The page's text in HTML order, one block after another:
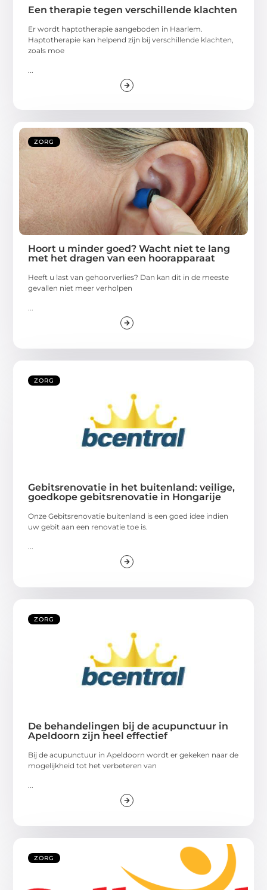
Een therapie tegen verschillende klachten
Er wordt haptotherapie aangeboden in Haarlem.
Haptotherapie kan helpend zijn bij verschillende klachten,
zoals moe
ZORG
Hoort u minder goed? Wacht niet te lang
met het dragen van een hoorapparaat
Heeft u last van gehoorverlies? Dan kan dit in de meeste
gevallen niet meer verholpen
ZORG
Gebitsrenovatie in het buitenland: veilige,
goedkope gebitsrenovatie in Hongarije
Onze Gebitsrenovatie buitenland is een goed idee indien
uw gebit aan een renovatie toe is.
ZORG
De behandelingen bij de acupunctuur in
Apeldoorn zijn heel effectief
Bij de acupunctuur in Apeldoorn wordt er gekeken naar de
mogelijkheid tot het verbeteren van
ZORG